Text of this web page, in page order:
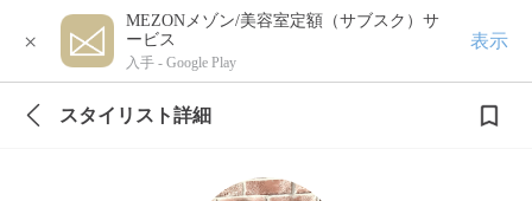
×
MEZONメゾン/美容室定額（サブスク）サ
ービス
入手 - Google Play
表示
スタイリスト詳細